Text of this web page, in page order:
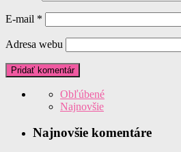
E-mail *
Adresa webu
Obľúbené
Najnovšie
Najnovšie komentáre